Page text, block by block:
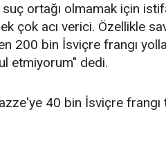
suç ortağı olmamak için
çok acı verici. Özellikle
200 bin İsviçre frangı
etmiyorum" dedi.
40 bin İsviçre frangı